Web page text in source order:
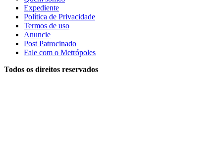
Expediente
Política de Privacidade
Termos de uso
Anuncie
Post Patrocinado
Fale com o Metrópoles
Todos os direitos reservados